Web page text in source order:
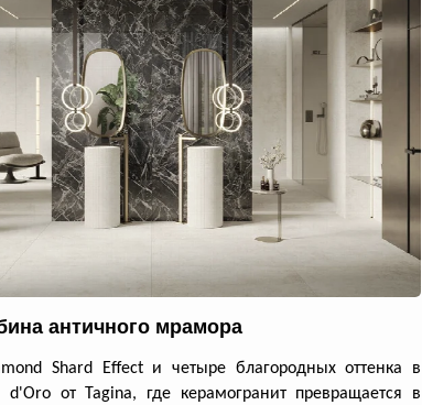
античного мрамора
Shard Effect и четыре благородных оттенка в
d'Oro от Tagina, где керамогранит превращается в